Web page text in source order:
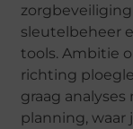
sleutelbeheer
tools. Ambitie
richting
graag
planning, waar